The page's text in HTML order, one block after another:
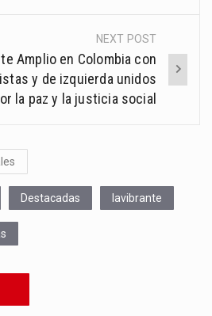
NEXT POST
Amplio en Colombia con
y de izquierda unidos
la paz y la justicia social
Destacadas lavibrante